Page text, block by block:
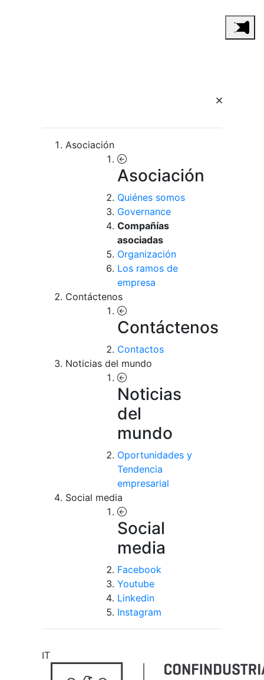
Asociación
Asociación
Quiénes somos
Governance
Compañías
asociadas
Organización
Los ramos de
empresa
Contáctenos
Contáctenos
Contactos
Noticias del mundo
Noticias
del
mundo
Oportunidades y
Tendencia
empresarial
Social media
Social
media
Facebook
Youtube
Linkedin
Instagram
IT